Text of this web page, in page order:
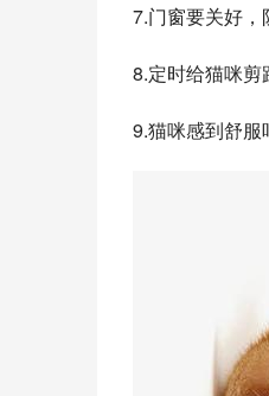
7.门窗要关好，
8.定时给猫咪剪
9.猫咪感到舒